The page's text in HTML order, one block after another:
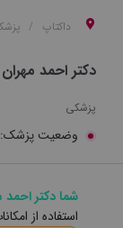
داکتاپ
دکتر احمد مهران
پزشکی
وضعیت پزشک:
شما دکتر
استفاده از